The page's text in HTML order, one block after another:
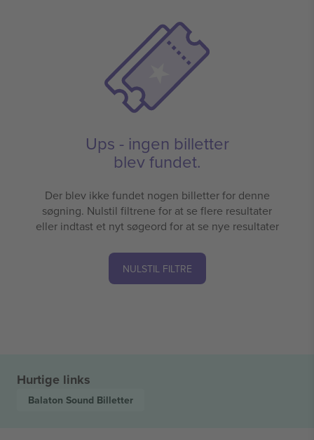
Ups - ingen billetter
blev fundet.
Der blev ikke fundet nogen billetter for denne
søgning. Nulstil filtrene for at se flere resultater
eller indtast et nyt søgeord for at se nye resultater
NULSTIL FILTRE
Hurtige links
Balaton Sound Billetter